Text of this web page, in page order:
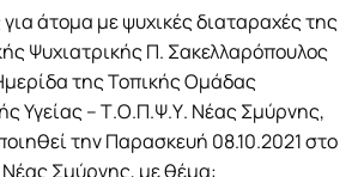
άτομα με ψυχικές διαταραχές της
Ψυχιατρικής Π. Σακελλαρόπουλος
της Τοπικής Ομάδας
Υγείας – Τ.Ο.Π.Ψ.Υ. Νέας Σμύρνης,
την Παρασκευή 08.10.2021 στο
Σμύρνης, με θέμα: